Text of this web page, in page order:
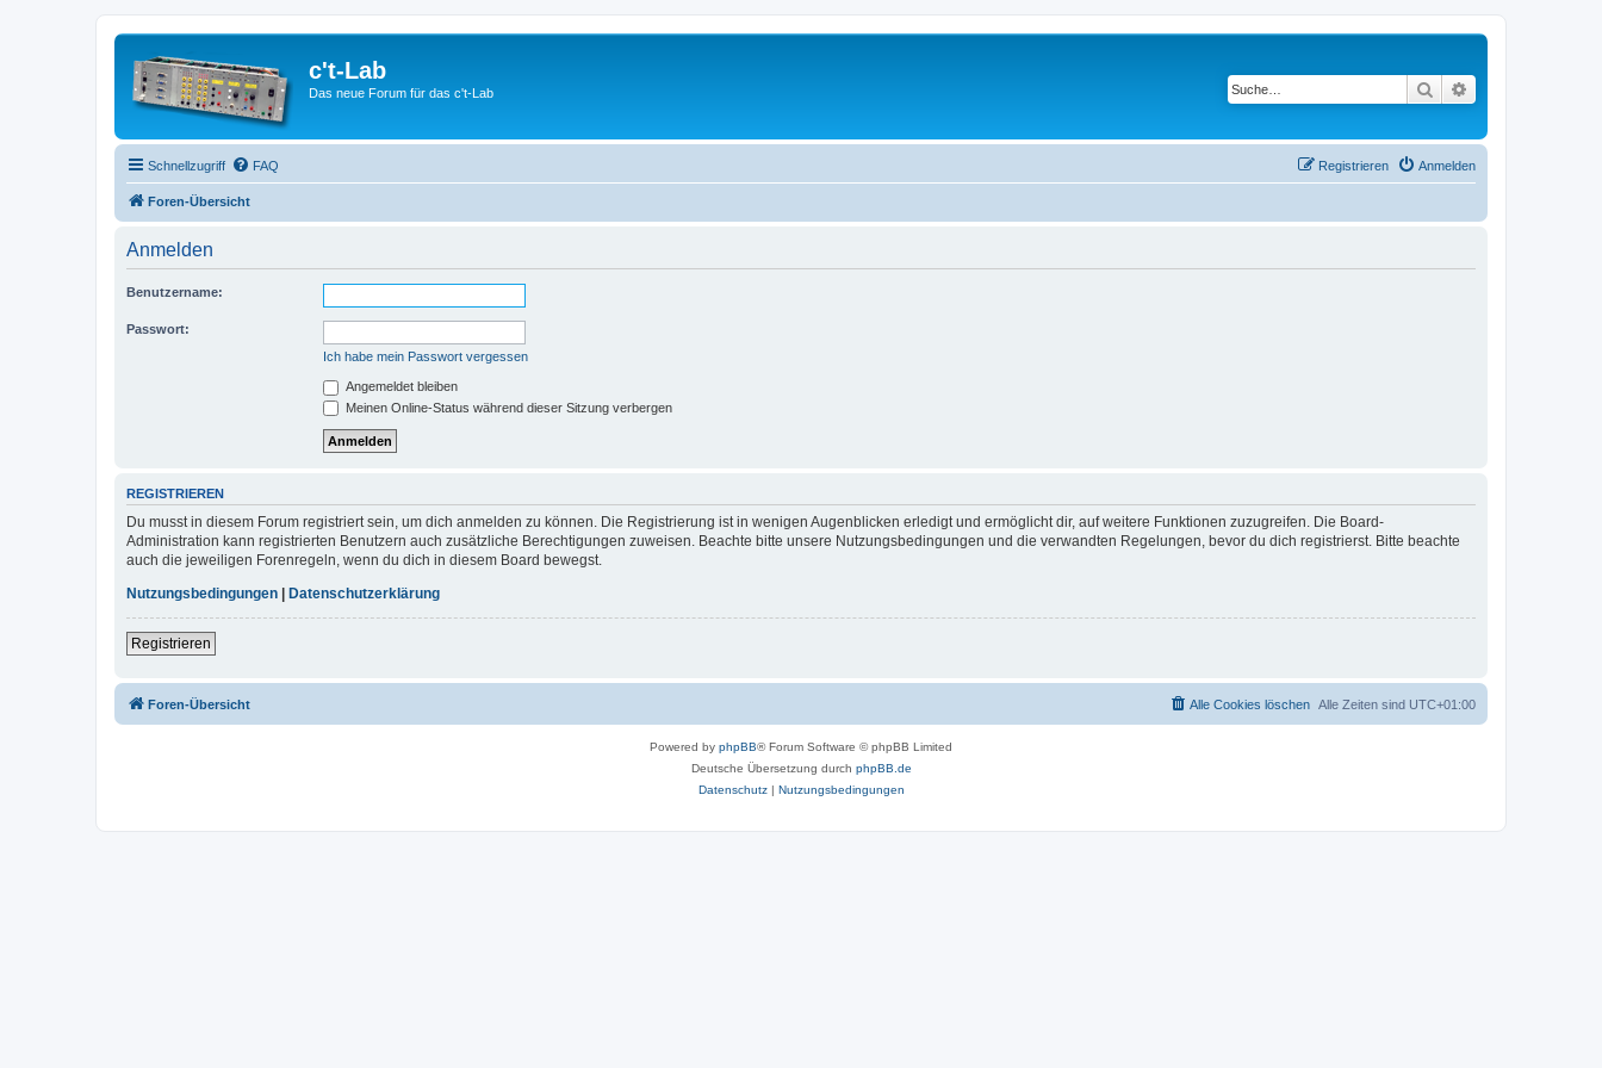
c't-Lab
Das neue Forum für das c't-Lab Suche
Schnellzugriff FAQ Anmelden
Registrieren
Foren-Übersicht
Anmelden
Benutzername:
Passwort:
Ich habe mein Passwort vergessen
Angemeldet bleiben
Meinen Online-Status während dieser Sitzung verbergen
REGISTRIEREN
Du musst in diesem Forum registriert sein, um dich anmelden zu können. Die Registrierung ist in wenigen Augenblicken erledigt und ermöglicht dir, auf weitere Funktionen zuzugreifen. Die Board-
Administration kann registrierten Benutzern auch zusätzliche Berechtigungen zuweisen. Beachte bitte unsere Nutzungsbedingungen und die verwandten Regelungen, bevor du dich registrierst. Bitte beachte
auch die jeweiligen Forenregeln, wenn du dich in diesem Board bewegst.
Nutzungsbedingungen | Datenschutzerklärung
Registrieren
Foren-Übersicht Alle Zeiten sind UTC+01:00
Alle Cookies löschen
Powered by phpBB® Forum Software © phpBB Limited
Deutsche Übersetzung durch phpBB.de
Datenschutz| Nutzungsbedingungen